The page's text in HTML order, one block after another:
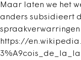
Maar laten we het
anders subsidieert
spraakverwarringen
https://